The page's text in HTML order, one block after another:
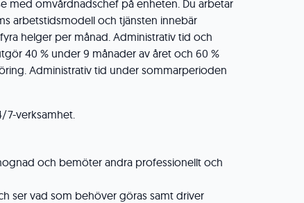
med omvårdnadschef på enheten. Du arbetar
arbetstidsmodell och tjänsten innebär
helger per månad. Administrativ tid och
40 % under 9 månader av året och 60 %
Administrativ tid under sommarperioden
7-verksamhet.
och bemöter andra professionellt och
ser vad som behöver göras samt driver